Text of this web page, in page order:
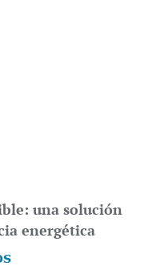
una solución
energética